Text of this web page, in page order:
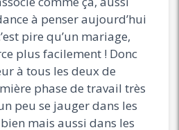
à penser aujourd’hui
pire qu’un mariage,
plus facilement ! Donc
à tous les deux de
phase de travail très
peu se jauger dans les
mais aussi dans les